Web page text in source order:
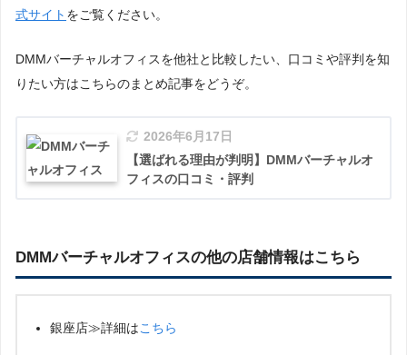
式サイト をご覧ください。
DMMバーチャルオフィスを他社と比較したい、口コミや評判を知
りたい方はこちらのまとめ記事をどうぞ。
2026年6月17日
【選ばれる理由が判明】DMMバーチャルオ
フィスの口コミ・評判
DMMバーチャルオフィスの他の店舗情報はこちら
銀座店≫詳細はこちら